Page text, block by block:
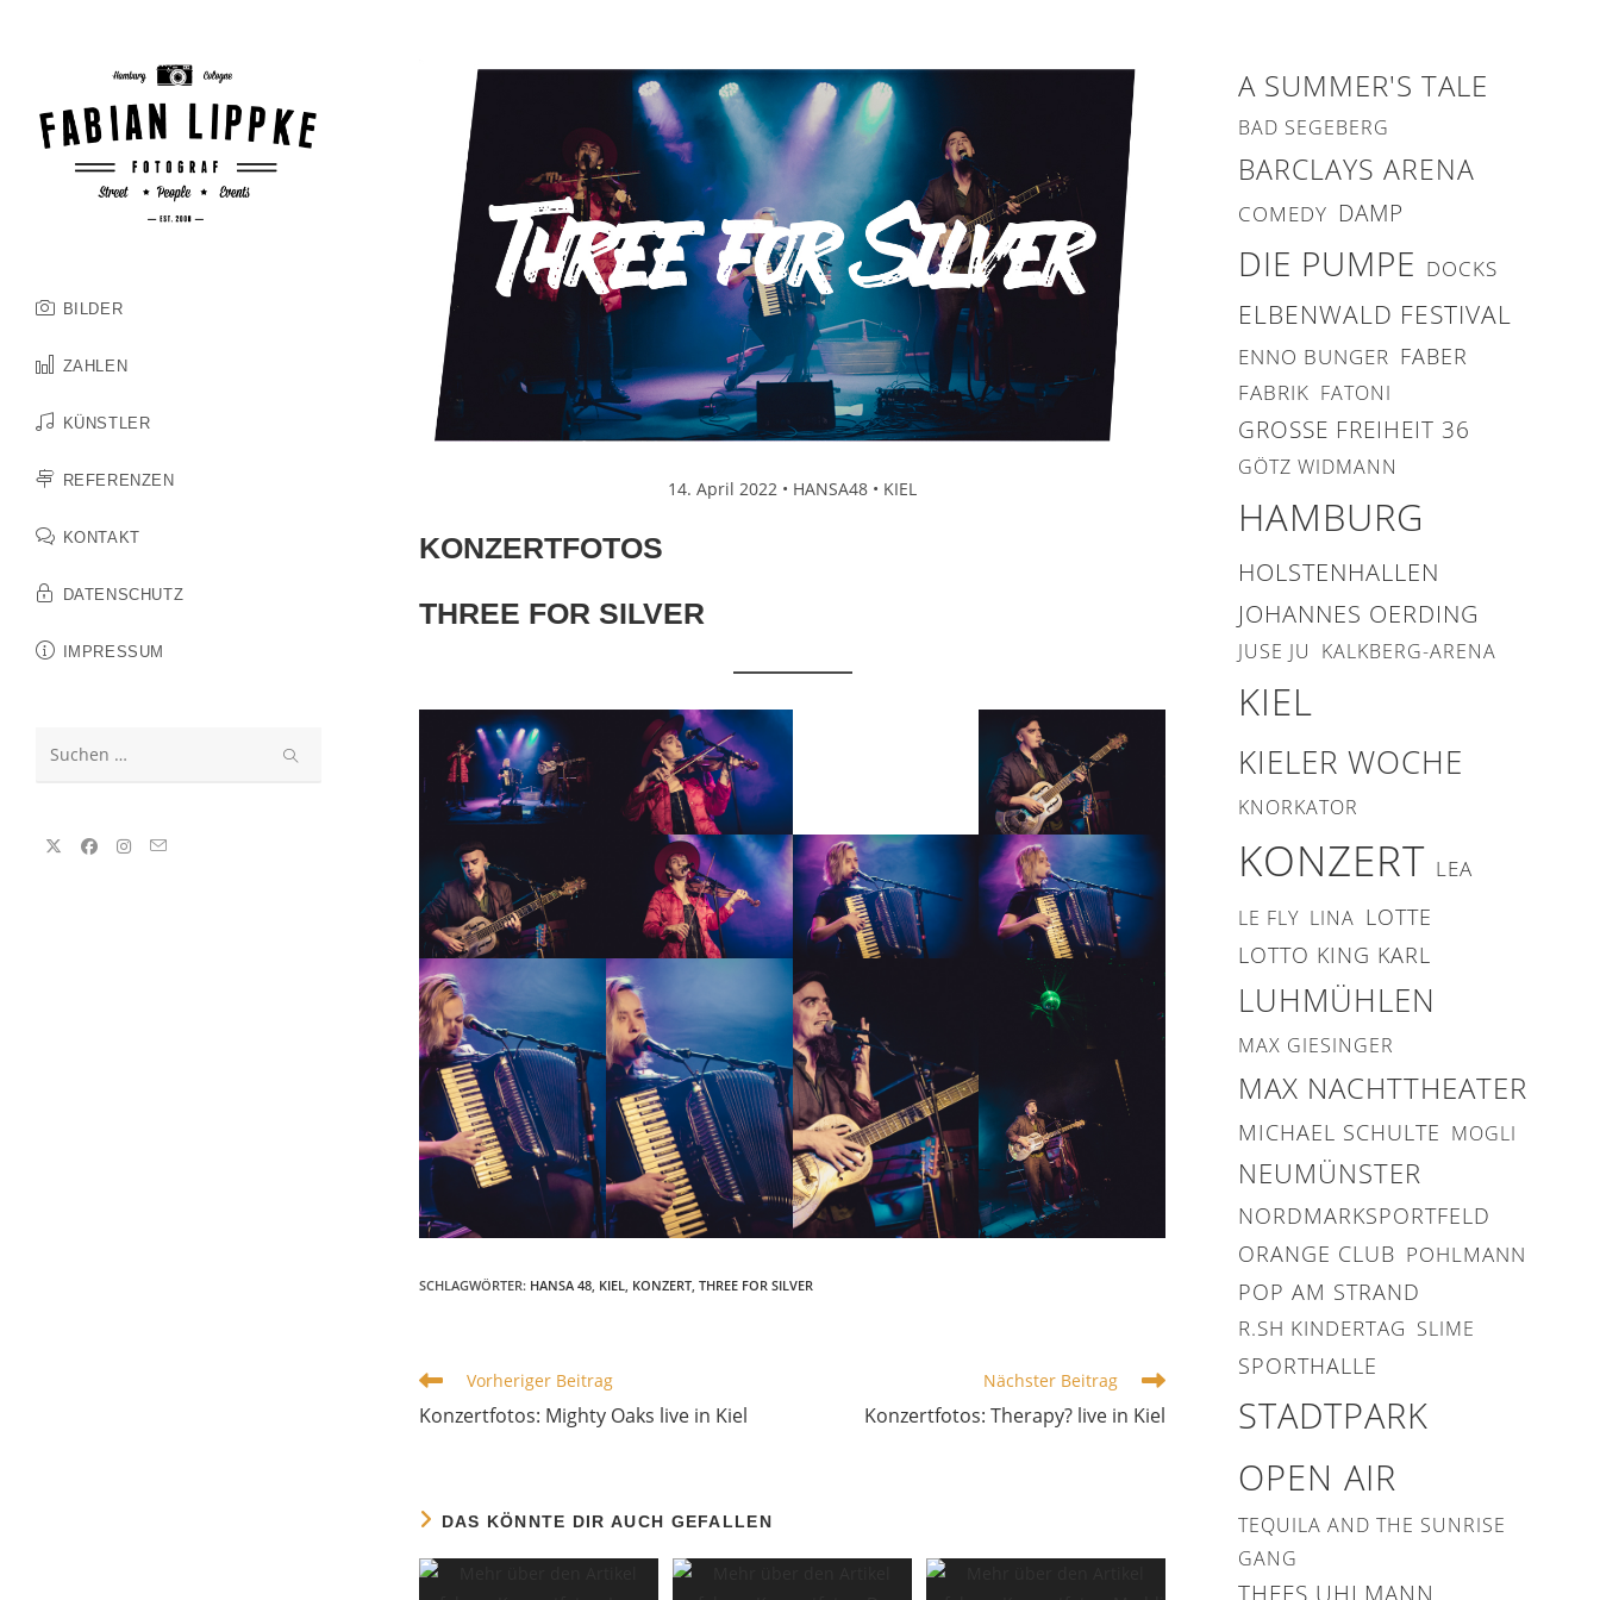
BILDER
ZAHLEN
KÜNSTLER
REFERENZEN
KONTAKT
DATENSCHUTZ
IMPRESSUM
14. April 2022 • HANSA48 • KIEL
KONZERTFOTOS
THREE FOR SILVER
SCHLAGWÖRTER: HANSA 48 KIEL KONZERT THREE FOR SILVER
WEITERE
ANSEHEN
Vorheriger Beitrag
Konzertfotos: Mighty Oaks live in Kiel
Nächster Beitrag
Konzertfotos: Therapy? live in Kiel
DAS KÖNNTE DIR AUCH GEFALLEN
A SUMMER'S TALE
BAD SEGEBERG
BARCLAYS ARENA
COMEDY DAMP
DIE PUMPE DOCKS
ELBENWALD FESTIVAL
ENNO BUNGER FABER
FABRIK FATONI
GROSSE FREIHEIT 36
GÖTZ WIDMANN
HAMBURG
HOLSTENHALLEN
JOHANNES OERDING
JUSE JU KALKBERG-ARENA
KIEL
KIELER WOCHE
KNORKATOR
KONZERT LEA
LE FLY LINA LOTTE
LOTTO KING KARL
LUHMÜHLEN
MAX GIESINGER
MAX NACHTTHEATER
MICHAEL SCHULTE MOGLI
NEUMÜNSTER
NORDMARKSPORTFELD
ORANGE CLUB POHLMANN
POP AM STRAND
R.SH KINDERTAG SLIME
SPORTHALLE
STADTPARK
OPEN AIR
TEQUILA AND THE SUNRISE
GANG